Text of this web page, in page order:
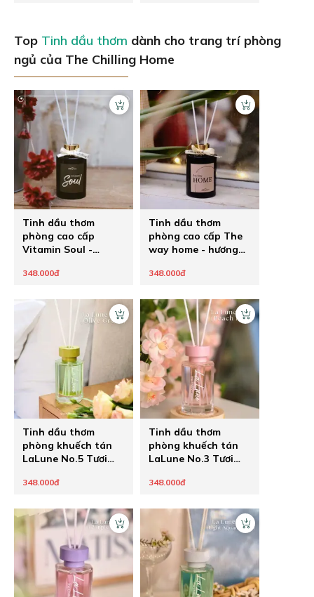
Top Tinh dầu thơm dành cho trang trí phòng
ngủ của The Chilling Home
Tinh dầu thơm
phòng cao cấp
Vitamin Soul -
phương Đông
348.000đ
Tinh dầu thơm
phòng cao cấp The
way home - hương
348.000đ
Tinh dầu thơm
phòng khuếch tán
LaLune No.5 Tươi
348.000đ
Tinh dầu thơm
phòng khuếch tán
LaLune No.3 Tươi
348.000đ